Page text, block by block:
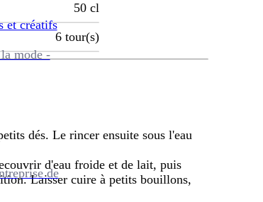
et créatifs
mode -
de
50 cl
6 tour(s)
dés. Le rincer ensuite sous l'eau
d'eau froide et de lait, puis
Laisser cuire à petits bouillons,